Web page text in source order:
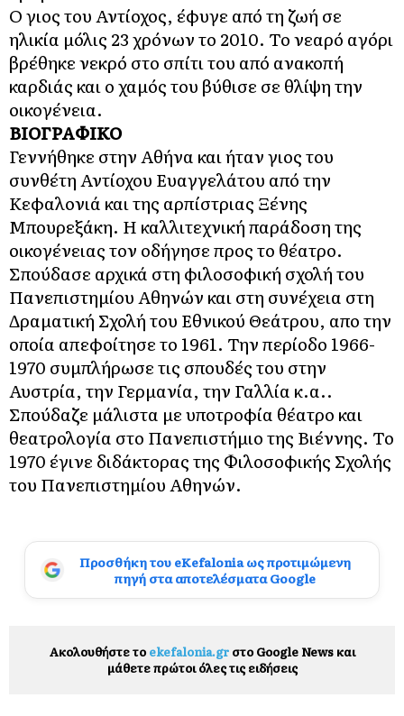
Ο γιος του Αντίοχος, έφυγε από τη ζωή σε
ηλικία μόλις 23 χρόνων το 2010. Το νεαρό αγόρι
βρέθηκε νεκρό στο σπίτι του από ανακοπή
καρδιάς και ο χαμός του βύθισε σε θλίψη την
οικογένεια.
ΒΙΟΓΡΑΦΙΚΟ
Γεννήθηκε στην Αθήνα και ήταν γιος του
συνθέτη Αντίοχου Ευαγγελάτου από την
Κεφαλονιά και της αρπίστριας Ξένης
Mπουρεξάκη. Η καλλιτεχνική παράδοση της
οικογένειας τον οδήγησε προς το θέατρο.
Σπούδασε αρχικά στη φιλοσοφική σχολή του
Πανεπιστημίου Αθηνών και στη συνέχεια στη
Δραματική Σχολή του Εθνικού Θεάτρου, απο την
οποία απεφοίτησε το 1961. Την περίοδο 1966-
1970 συμπλήρωσε τις σπουδές του στην
Αυστρία, την Γερμανία, την Γαλλία κ.α..
Σπούδαζε μάλιστα με υποτροφία θέατρο και
θεατρολογία στο Πανεπιστήμιο της Βιέννης. Το
1970 έγινε διδάκτορας της Φιλοσοφικής Σχολής
του Πανεπιστημίου Αθηνών.
Προσθήκη του eKefalonia ως προτιμώμενη
πηγή στα αποτελέσματα Google
Ακολουθήστε το ekefalonia.grστο Google News και
μάθετε πρώτοι όλες τις ειδήσεις